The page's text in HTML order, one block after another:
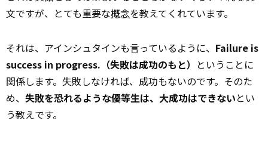
文ですが、とても重要な概念を教えてくれています。
それは、アインシュタインも言っているように、 Failure is
success in progress.（失敗は成功のもと） ということに
関係します。失敗しなければ、成功もないのです。そのた
め、 失敗を恐れるような優等生は、大成功はできないとい
う教えです。